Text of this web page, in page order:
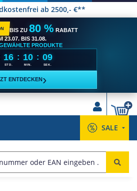
ab 2500,- €**
BIS ZU 80 % RABATT
23.07. BIS 31.08.
PRODUKTE
16
STD.
: 10
MIN.
: 09
SEK.
ENTDECKEN ›
SALE